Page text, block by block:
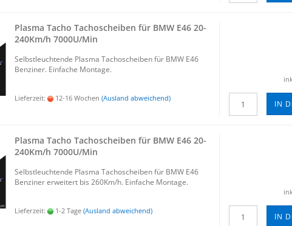
Plas­ma Tacho Ta­cho­schei­ben für BMW E46 20-​
240Km/h 7000U/Min
Selbst­leuch­ten­de Plas­ma Ta­cho­schei­ben für BMW E46
Ben­zi­ner. Ein­fa­che Mon­ta­ge.
Lieferzeit: 12-16 Wochen (Ausland abweichend)
IN
Plas­ma Tacho Ta­cho­schei­ben für BMW E46 20-​
240Km/h 7000U/Min
Selbst­leuch­ten­de Plas­ma Ta­cho­schei­ben für BMW E46
Ben­zi­ner er­wei­tert bis 260Km/h. Ein­fa­che Mon­ta­ge.
Lieferzeit: 1-2 Tage (Ausland abweichend)
IN